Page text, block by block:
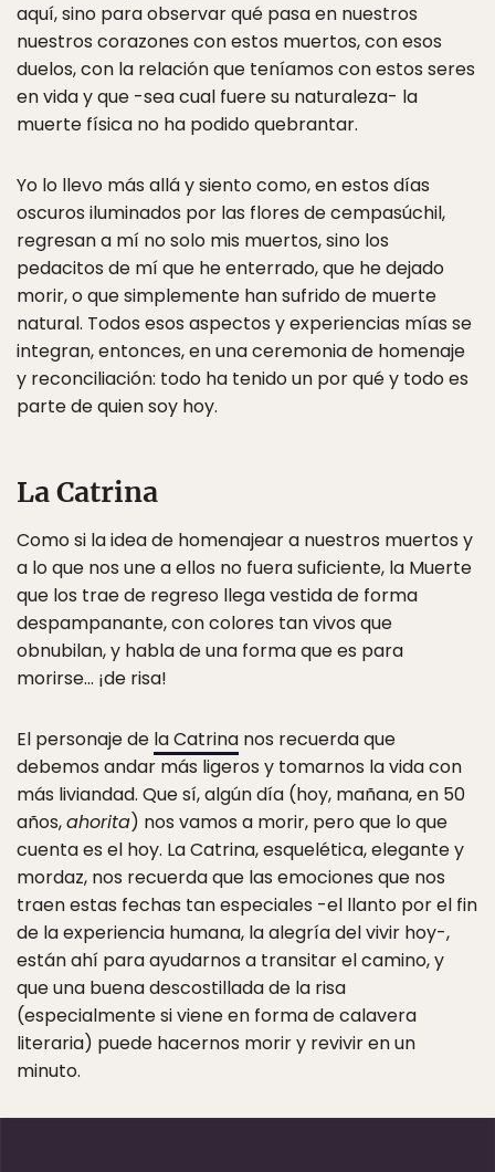
aquí, sino para observar qué pasa en nuestros
nuestros corazones con estos muertos, con esos
duelos, con la relación que teníamos con estos seres
en vida y que -sea cual fuere su naturaleza- la
muerte física no ha podido quebrantar.
Yo lo llevo más allá y siento como, en estos días
oscuros iluminados por las flores de cempasúchil,
regresan a mí no solo mis muertos, sino los
pedacitos de mí que he enterrado, que he dejado
morir, o que simplemente han sufrido de muerte
natural. Todos esos aspectos y experiencias mías se
integran, entonces, en una ceremonia de homenaje
y reconciliación: todo ha tenido un por qué y todo es
parte de quien soy hoy.
La Catrina
Como si la idea de homenajear a nuestros muertos y
a lo que nos une a ellos no fuera suficiente, la Muerte
que los trae de regreso llega vestida de forma
despampanante, con colores tan vivos que
obnubilan, y habla de una forma que es para
morirse… ¡de risa!
El personaje de la Catrina nos recuerda que
debemos andar más ligeros y tomarnos la vida con
más liviandad. Que sí, algún día (hoy, mañana, en 50
años,ahorita) nos vamos a morir, pero que lo que
cuenta es el hoy. La Catrina, esquelética, elegante y
mordaz, nos recuerda que las emociones que nos
traen estas fechas tan especiales -el llanto por el fin
de la experiencia humana, la alegría del vivir hoy-,
están ahí para ayudarnos a transitar el camino, y
que una buena descostillada de la risa
(especialmente si viene en forma de calavera
literaria) puede hacernos morir y revivir en un
minuto.